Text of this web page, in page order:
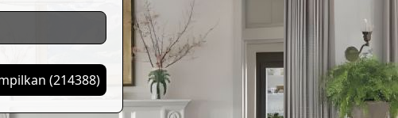
Tampilkan (214388)